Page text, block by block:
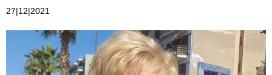
27|12|2021